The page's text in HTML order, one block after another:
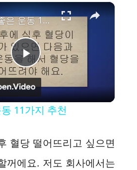
×
P
l
y
당뇨에 좋은 운동 11가지 추천
11가지 추천
혈당 떨어뜨리고 싶으면
꺼에요. 저도 회사에서는